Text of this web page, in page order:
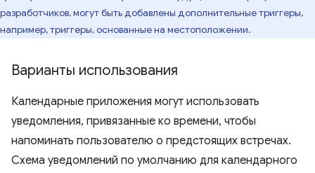
разработчиков, могут быть добавлены дополнительные триггеры,
например, триггеры, основанные на местоположении.
Варианты использования
Календарные приложения могут использовать
уведомления, привязанные ко времени, чтобы
напоминать пользователю о предстоящих встречах.
Схема уведомлений по умолчанию для календарного